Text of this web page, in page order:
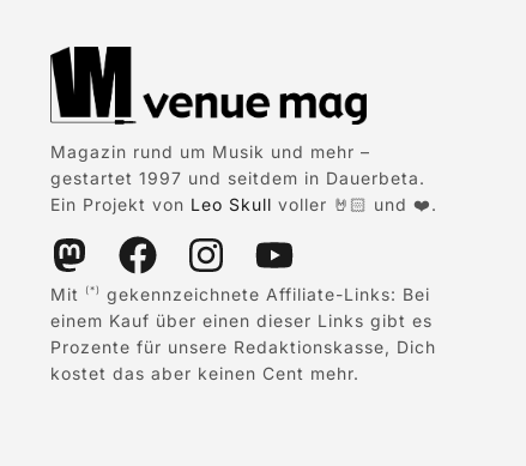
Magazin rund um Musik und mehr –
gestartet 1997 und seitdem in Dauerbeta.
Ein Projekt von Leo Skull voller 🤘🏻 und ❤️.
Mit (*)
gekennzeichnete Affiliate-Links: Bei
einem Kauf über einen dieser Links gibt es
Prozente für unsere Redaktionskasse, Dich
kostet das aber keinen Cent mehr.